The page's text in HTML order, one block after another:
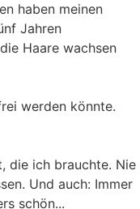
haben meinen
Jahren
Haare wachsen
werden könnte.
die ich brauchte. Nie
Und auch: Immer
schön...